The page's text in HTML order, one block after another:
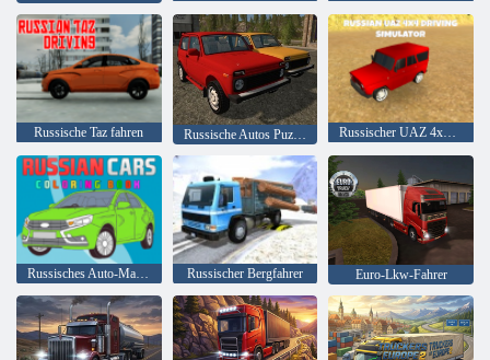
Russische Taz fahren Russische Autos Puzzle Russischer UAZ 4x4 Fahrsimulator
Russisches Auto-Malbuch Russischer Bergfahrer Euro-Lkw-Fahrer